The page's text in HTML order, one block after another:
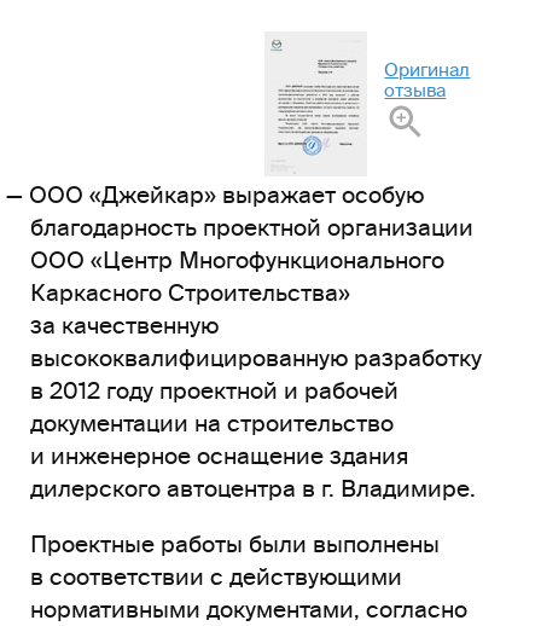
Оригинал
отзыва
ООО «Джейкар» выражает особую
благодарность проектной организации
ООО «Центр Многофункционального
Каркасного Строительства»
за качественную
высококвалифицированную разработку
в 2012 году проектной и рабочей
документации на строительство
и инженерное оснащение здания
дилерского автоцентра в г. Владимире.
Проектные работы были выполнены
в соответствии с действующими
нормативными документами, согласно